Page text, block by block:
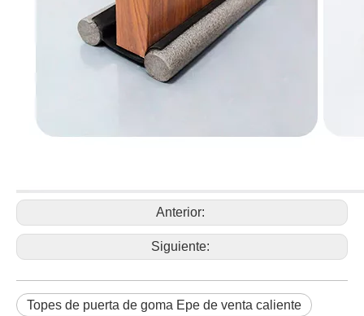
Anterior:
Siguiente:
Topes de puerta de goma Epe de venta caliente